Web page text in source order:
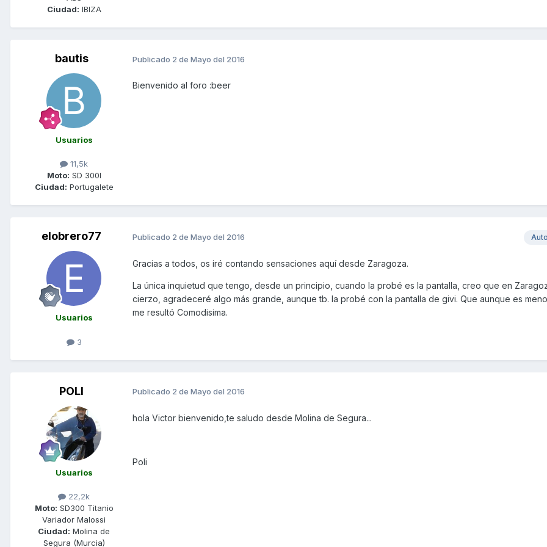
Ciudad: IBIZA
bautis
Usuarios
11,5k
Moto: SD 300I
Ciudad: Portugalete
Publicado 2 de Mayo del 2016
Bienvenido al foro :beer
elobrero77
Usuarios
3
Publicado 2 de Mayo del 2016
Gracias a todos, os iré contando sensaciones aquí desde Zaragoza.
La única inquietud que tengo, desde un principio, cuando la probé es la pantalla, creo que en
cierzo, agradeceré algo más grande, aunque tb. la probé con la pantalla de givi. Que aunque es
me resultó Comodisima.
POLI
Usuarios
22,2k
Moto: SD300 Titanio
Variador Malossi
Ciudad: Molina de
Segura (Murcia)
Publicado 2 de Mayo del 2016
hola Victor bienvenido,te saludo desde Molina de Segura...
Poli